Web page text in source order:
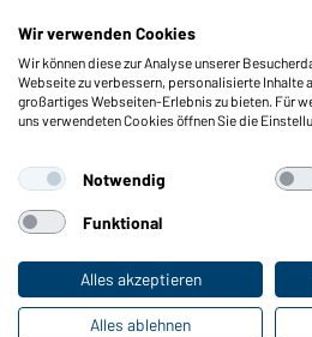
Art-Nr.:
Ladies' Softshell Jacket (red)
Wir verwenden Cookies
Wir können diese zur Analyse unserer
Webseite zu verbessern, personalisierte Inhalte
großartiges Webseiten-Erlebnis zu bieten. Für
uns verwendeten Cookies öffnen Sie die
Notwendig
Funktional
Alles akzeptieren
Alles ablehnen